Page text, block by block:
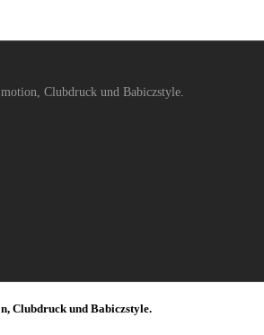
Clubdruck und Babiczstyle.
Clubdruck und Babiczstyle.